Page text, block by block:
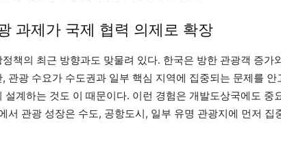
과제가 국제 협력 의제로 확장
책의 최근 방향과도 맞물려 있다. 한국은 방한 관광객 증가
관광 수요가 수도권과 일부 핵심 지역에 집중되는 문제를 안
설계하는 것도 이 때문이다. 이런 경험은 개발도상국에도 중
서 관광 성장은 수도, 공항도시, 일부 유명 관광지에 먼저 집